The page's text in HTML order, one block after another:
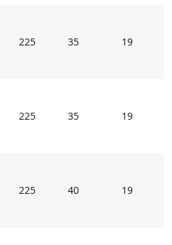
225 35 19
225 35 19
225 40 19